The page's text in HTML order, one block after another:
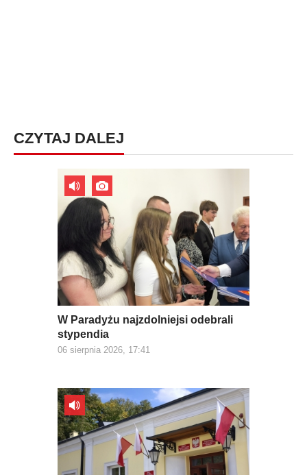
CZYTAJ DALEJ
W Paradyżu najzdolniejsi odebrali
stypendia
06 sierpnia 2026, 17:41